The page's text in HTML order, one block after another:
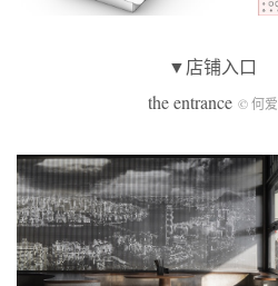
▼店铺入口
the entrance © 何爱